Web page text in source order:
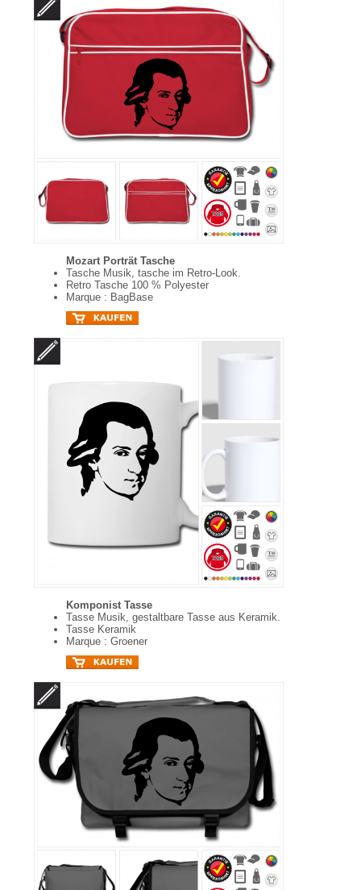
Mozart Porträt Tasche
Tasche Musik, tasche im Retro-Look.
Retro Tasche 100 % Polyester
Marque : BagBase
Komponist Tasse
Tasse Musik, gestaltbare Tasse aus Keramik.
Tasse Keramik
Marque : Groener